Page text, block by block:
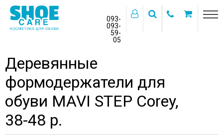
093-
093-
59-
05
Деревянные
формодержатели для
обуви MAVI STEP Corey,
38-48 р.